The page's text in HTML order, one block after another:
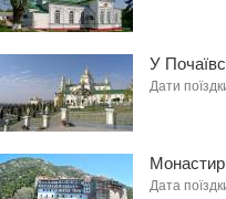
У
Дати
Дата